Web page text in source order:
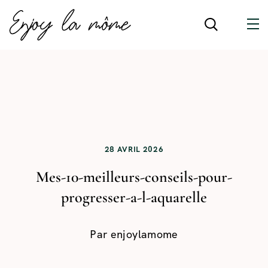
28 AVRIL 2026
Mes-10-meilleurs-conseils-pour-
progresser-a-l-aquarelle
Par enjoylamome